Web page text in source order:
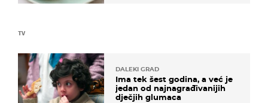
TV
DALEKI GRAD
Ima tek šest godina, a već je
jedan od najnagrađivanijih
dječjih glumaca